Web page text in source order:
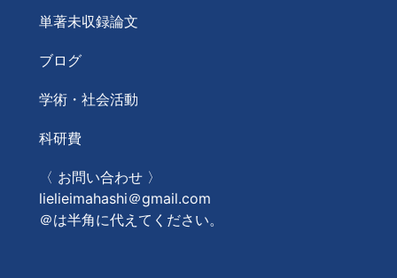
単著未収録論文
ブログ
学術・社会活動
科研費
〈 お問い合わせ 〉
lielieimahashi＠gmail.com
＠は半角に代えてください。